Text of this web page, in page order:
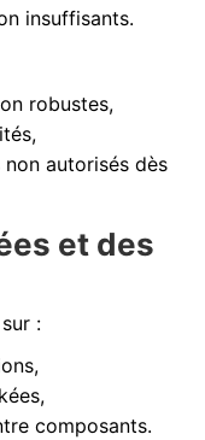
insuffisants.
robustes,
autorisés dès
et des
:
composants.